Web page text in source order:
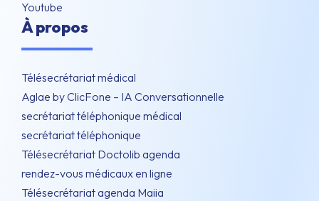
Youtube
À propos
Télésecrétariat médical
Aglae by ClicFone – IA Conversationnelle
secrétariat téléphonique médical
secrétariat téléphonique
Télésecrétariat Doctolib agenda
rendez-vous médicaux en ligne
Télésecrétariat agenda Maiia